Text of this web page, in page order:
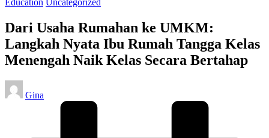
Education Uncategorized
Dari Usaha Rumahan ke UMKM:
Langkah Nyata Ibu Rumah Tangga Kelas
Menengah Naik Kelas Secara Bertahap
Posted
by
Gina